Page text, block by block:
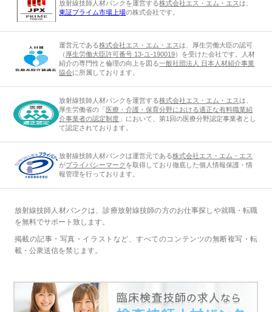
放射線技師人材バンクを運営する株式会社エス・エム・エスは、
東証プライム市場上場の株式会社です。
運営元である株式会社エス・エム・エスは、厚生労働大臣の認可
（ 厚生労働大臣許可番号 13-ユ-190019）を受けた会社です。人材
紹介の専門性と倫理の向上を図る一般社団法人 日本人材紹介事業
協会に所属しております。
放射線技師人材バンクを運営する株式会社エス・エム・エスは、
厚生労働省の「 医療・介護・保育分野における適正な有料職業紹
介事業者の認定制度 」において、第1回の医療分野認定事業者とし
て認定されております。
放射線技師人材バンクは運営元である株式会社エス・エム・エス
がプライバシーマーク を取得しており徹底した個人情報保護・情
報管理を行っております。
放射線技師人材バンクは、診療放射線技師の方のお仕事探しや就職・転職
を無料でサポート致します。
掲載の記事・写真・イラストなど、すべてのコンテンツの無断複写・転
載・公衆送信を禁じます。